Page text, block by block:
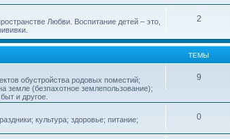
Любви. Воспитание детей – это,
2
ТЕМЫ
обустройства родовых поместий;
земле (безпахотное землепользование);
и другое.
9
культура; здоровье; питание;
0